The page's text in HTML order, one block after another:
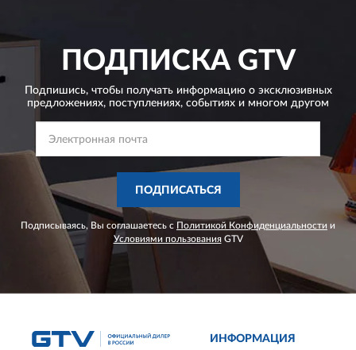
ПОДПИСКАGTV
Подпишись, чтобы получать информацию о эксклюзивных
предложениях, поступлениях, событиях и многом другом
ПОДПИСАТЬСЯ
Подписываясь, Вы соглашаетесь с Политикой Конфиденциальности и
Условиями пользованияGTV
ИНФОРМАЦИЯ